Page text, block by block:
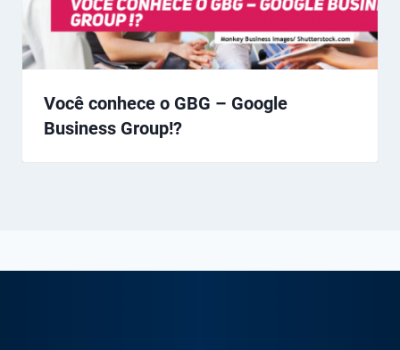
Você conhece o GBG – Google
Business Group!?